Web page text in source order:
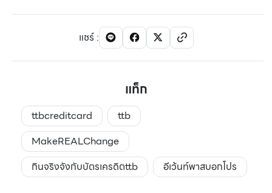
แชร์:
แท็ก
ttbcreditcard
ttb
MakeREALChange
กินจริงจังกับบัตรเครดิตttb
อีเว้นท์พาสบอกโปร